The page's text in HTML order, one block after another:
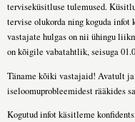
terviseküsitluse tulemused.
tervise olukorda ning koguda
vastajate hulgas on nii ühingu
on kõigile vabatahtlik, seisuga
Täname kõiki vastajaid! Avatult
iseloomuprobleemidest rääkides
Kogutud infot käsitleme